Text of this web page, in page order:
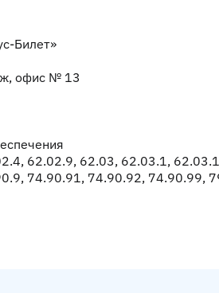
Билет»
офис № 13
62.02.9, 62.03, 62.03.1,
74.90.91, 74.90.92, 74.90.99,